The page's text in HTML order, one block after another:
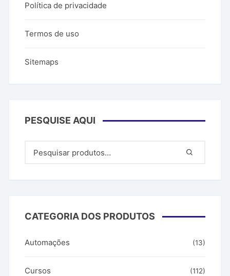
Política de privacidade
Termos de uso
Sitemaps
PESQUISE AQUI
CATEGORIA DOS PRODUTOS
Automações (13)
Cursos (112)